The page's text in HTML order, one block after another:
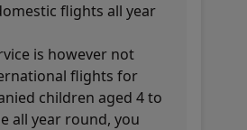
flights all year
is however not
flights for
children aged 4 to
all year round, you